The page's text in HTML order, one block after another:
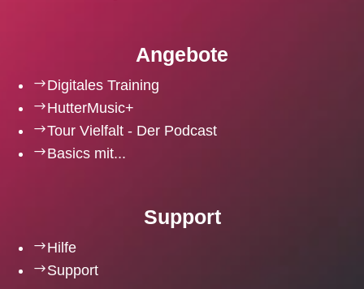
Angebote
$Digitales Training
$HutterMusic+
$Tour Vielfalt - Der Podcast
$Basics mit...
Support
$Hilfe
$Support